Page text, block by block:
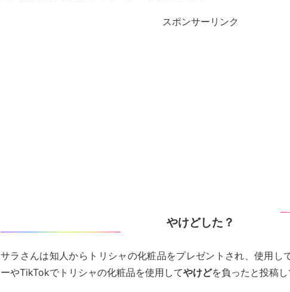
スポンサーリンク
やけどした？
サラさんは知人からトリシャの化粧品をプレゼントされ、使用し
ーやTikTokでトリシャの化粧品を使用してやけどを負ったと投稿し